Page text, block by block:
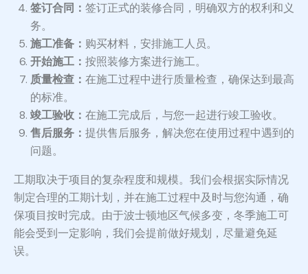
签订合同： 签订正式的装修合同，明确双方的权利和义
务。
施工准备： 购买材料，安排施工人员。
开始施工： 按照装修方案进行施工。
质量检查： 在施工过程中进行质量检查，确保达到最高
的标准。
竣工验收： 在施工完成后，与您一起进行竣工验收。
售后服务： 提供售后服务，解决您在使用过程中遇到的
问题。
工期取决于项目的复杂程度和规模。我们会根据实际情况
制定合理的工期计划，并在施工过程中及时与您沟通，确
保项目按时完成。由于波士顿地区气候多变，冬季施工可
能会受到一定影响，我们会提前做好规划，尽量避免延
误。